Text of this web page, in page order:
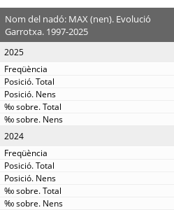
Nom del nadó: MAX (nen). Evolució
Garrotxa. 1997-2025
2025
2024